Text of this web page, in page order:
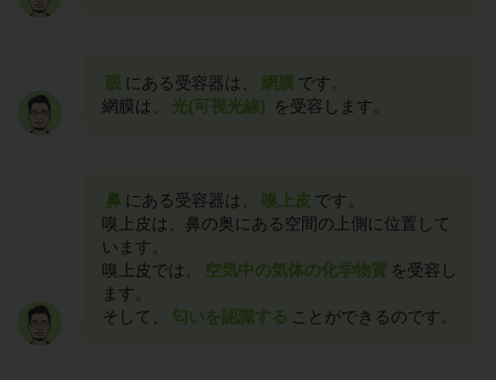
眼 にある受容器は、 網膜 です。
網膜は、
光(可視光線) を受容します。
鼻 にある受容器は、 嗅上皮 です。
嗅上皮は、鼻の奥にある空間の上側に位置して
います。
嗅上皮では、
空気中の気体の化学物質 を受容し
ます。
そして、
匂いを認識する ことができるのです。